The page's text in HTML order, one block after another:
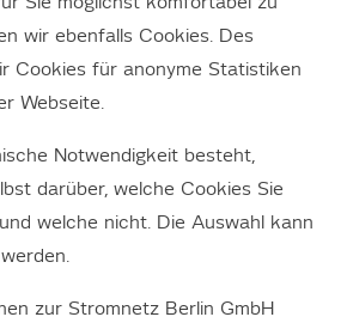
Wir zeigen Ihnen welche Menschen
wie sie im Gremium
Themen sie sich
2022nimmt Sie der
in seine Welt.
Jonathan Deisler, sprechende
wir ebenfalls Cookies. Des
Cookies für anonyme Statistiken
Webseite.
Notwendigkeit besteht,
darüber, welche Cookies Sie
welche nicht. Die Auswahl kann
zur Stromnetz Berlin GmbH